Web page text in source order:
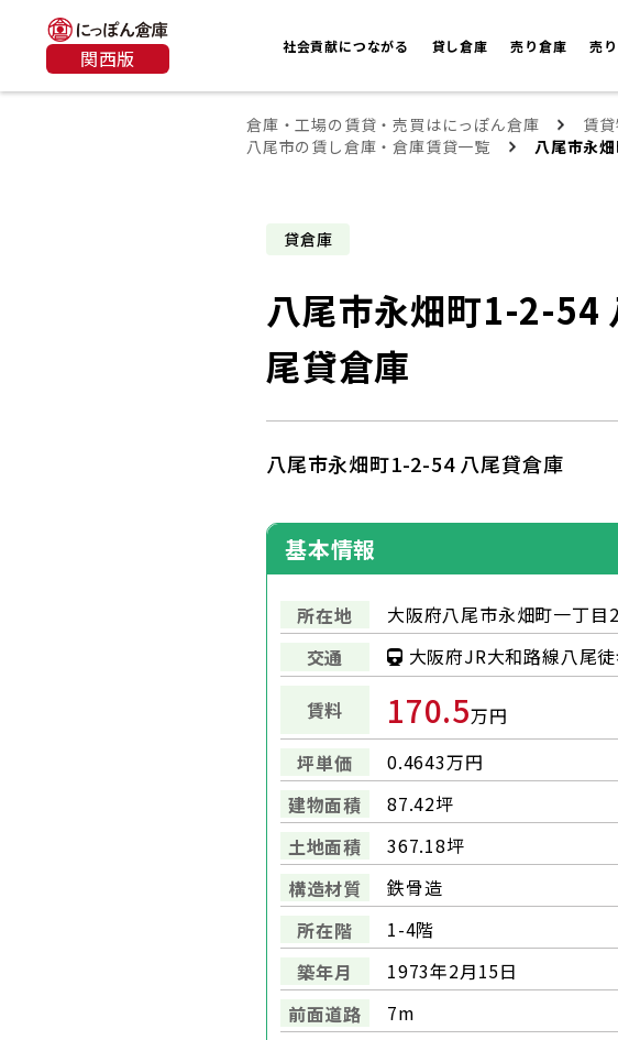
関西版 社会貢献につながる 貸し倉庫 売り倉庫 売
倉庫・工場の賃貸・売買はにっぽん倉庫 賃
八尾市の賃し倉庫・倉庫賃貸一覧
八尾市永
貸倉庫
八尾市永畑町1-2-54
尾貸倉庫
八尾市永畑町1-2-54 八尾貸倉庫
基本情報
所在地
大阪府八尾市永畑町一丁目
交通
大阪府JR大和路線八尾
賃料 170.5万円
坪単価
0.4643万円
建物面積
87.42坪
土地面積
367.18坪
構造材質
鉄骨造
所在階
1-4階
築年月
1973年2月15日
前面道路
7m